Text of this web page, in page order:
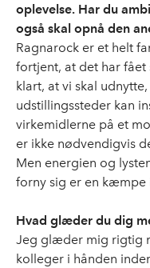
oplevelse. Har du
også skal opnå den
Ragnarock er et helt
fortjent, at det har fået
klart, at vi skal
udstillingssteder kan
virkemidlerne på et
er ikke nødvendigvis
Men energien og
forny sig er en kæmpe
Hvad glæder du dig
Jeg glæder mig rigtig
kolleger i hånden